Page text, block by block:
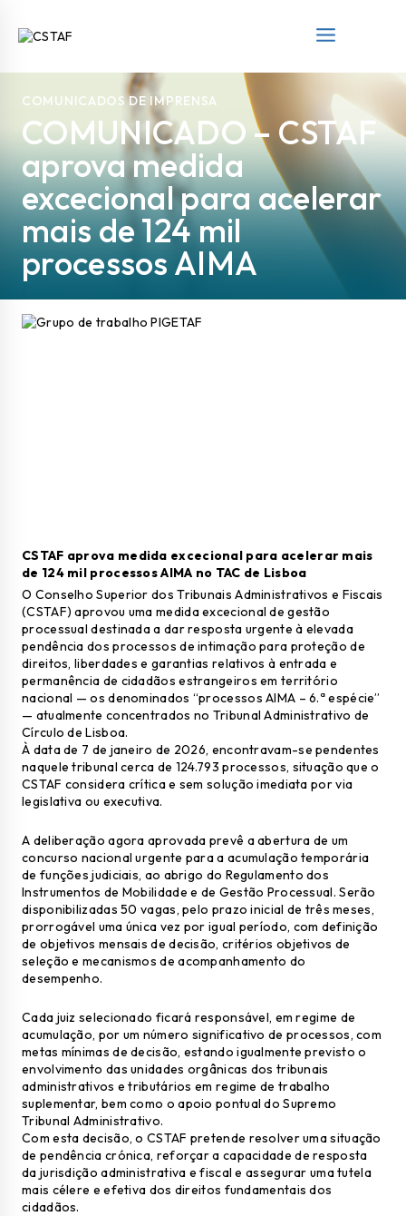
COMUNICADOS DE IMPRENSA
COMUNICADO – CSTAF
aprova medida
excecional para acelerar
mais de 124 mil
processos AIMA
CSTAF aprova medida excecional para acelerar mais
de 124 mil processos AIMA no TAC de Lisboa
O Conselho Superior dos Tribunais Administrativos e Fiscais
(CSTAF) aprovou uma medida excecional de gestão
processual destinada a dar resposta urgente à elevada
pendência dos processos de intimação para proteção de
direitos, liberdades e garantias relativos à entrada e
permanência de cidadãos estrangeiros em território
nacional — os denominados “processos AIMA – 6.ª espécie”
— atualmente concentrados no Tribunal Administrativo de
Círculo de Lisboa.
À data de 7 de janeiro de 2026, encontravam-se pendentes
naquele tribunal cerca de 124.793 processos, situação que o
CSTAF considera crítica e sem solução imediata por via
legislativa ou executiva.
A deliberação agora aprovada prevê a abertura de um
concurso nacional urgente para a acumulação temporária
de funções judiciais, ao abrigo do Regulamento dos
Instrumentos de Mobilidade e de Gestão Processual. Serão
disponibilizadas 50 vagas, pelo prazo inicial de três meses,
prorrogável uma única vez por igual período, com definição
de objetivos mensais de decisão, critérios objetivos de
seleção e mecanismos de acompanhamento do
desempenho.
Cada juiz selecionado ficará responsável, em regime de
acumulação, por um número significativo de processos, com
metas mínimas de decisão, estando igualmente previsto o
envolvimento das unidades orgânicas dos tribunais
administrativos e tributários em regime de trabalho
suplementar, bem como o apoio pontual do Supremo
Tribunal Administrativo.
Com esta decisão, o CSTAF pretende resolver uma situação
de pendência crónica, reforçar a capacidade de resposta
da jurisdição administrativa e fiscal e assegurar uma tutela
mais célere e efetiva dos direitos fundamentais dos
cidadãos.